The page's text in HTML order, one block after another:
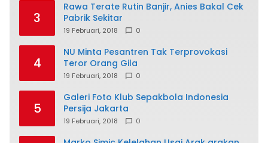
3
Rawa Terate Rutin Banjir, Anies Bakal Cek
Pabrik Sekitar
19 Februari, 2018 0
4
NU Minta Pesantren Tak Terprovokasi
Teror Orang Gila
19 Februari, 2018 0
5
Galeri Foto Klub Sepakbola Indonesia
Persija Jakarta
19 Februari, 2018 0